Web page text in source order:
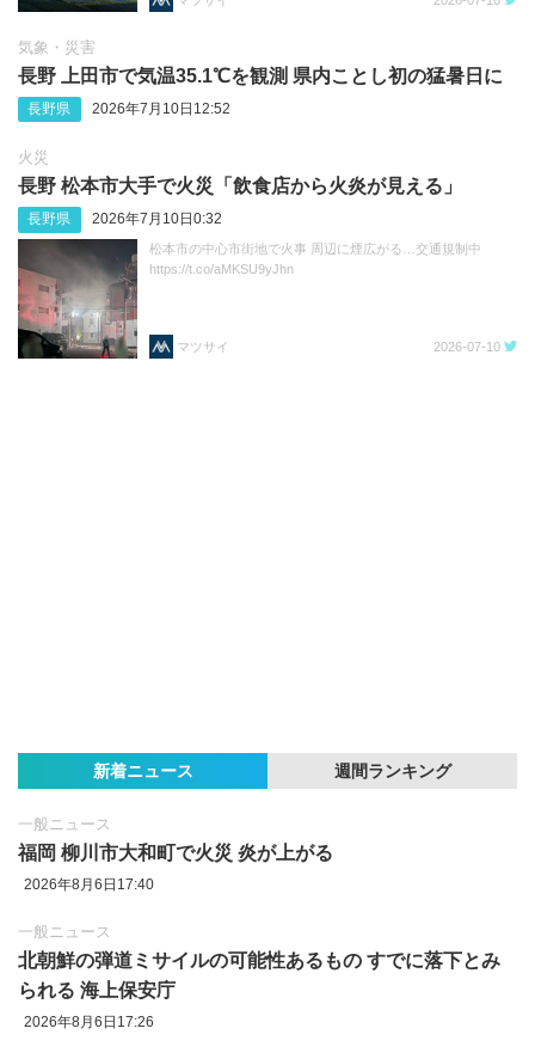
気象・災害
長野 上田市で気温35.1℃を観測 県内ことし初の猛暑日に
長野県 2026年7月10日12:52
火災
長野 松本市大手で火災「飲食店から火炎が見える」
長野県 2026年7月10日0:32
松本市の中心市街地で火事 周辺に煙広がる…交通規制中
https://t.co/aMKSU9yJhn
マツサイ 2026-07-10
新着ニュース 週間ランキング
一般ニュース
福岡 柳川市大和町で火災 炎が上がる
2026年8月6日17:40
一般ニュース
北朝鮮の弾道ミサイルの可能性あるもの すでに落下とみ
られる 海上保安庁
2026年8月6日17:26